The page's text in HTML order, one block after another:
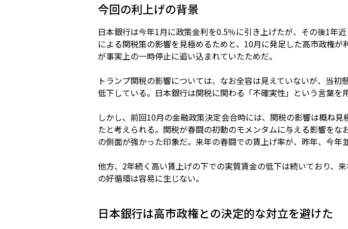
今回の利上げの背景
日本銀行は今年1月に政策金利を0.5％に引き上げたが、その後1年
による関税策の影響を見極めるためと、10月に発足した高市政権
が事実上の一時停止に追い込まれていたためだ。
トランプ関税の影響については、なお全容は見えていないが、当
低下している。日本銀行は関税に関わる「不確実性」という言葉を
しかし、前回10月の金融政策決定会合時には、関税の影響は概ね
たと考えられる。関税が春闘の初動のモメンタムに与える影響を
の側面が強かった印象だ。来年の春闘での賃上げ率が、昨年、今年
他方、2年続く高い賃上げの下での実質賃金の低下は続いており、
の好循環は容易に生じない。
日本銀行は高市政権との決定的な対立を避けた